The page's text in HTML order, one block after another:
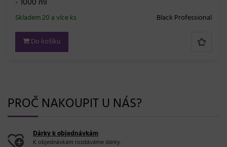
- 1000 ml
Black Professional
Skladem 20 a více ks
Do košíku
PROČ NAKOUPIT U NÁS?
Dárky k objednávkám
K objednávkám rozdáváme dárky.